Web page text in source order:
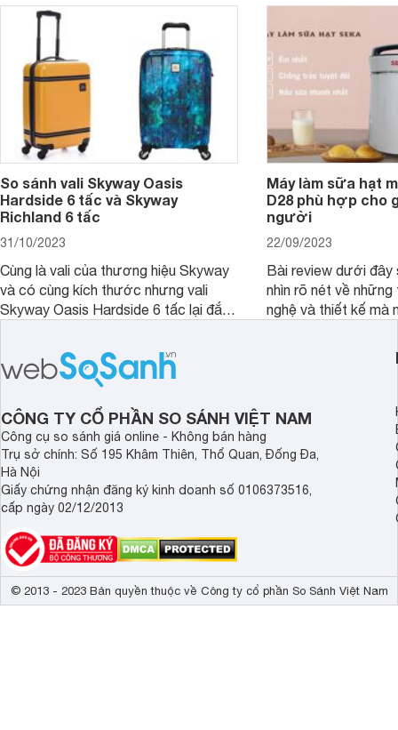
So sánh vali Skyway Oasis
Hardside 6 tấc và Skyway
Richland 6 tấc
31/10/2023
Cùng là vali của thương hiệu Skyway
và có cùng kích thước nhưng vali
Skyway Oasis Hardside 6 tấc lại đắt
triệu đồng.
Máy làm sữa hạt
D28 phù hợp cho
người
22/09/2023
Bài review dưới đây
nhìn rõ nét về những
nghệ và thiết kế mà
thể đưa ra quyết
CÔNG TY CỔ PHẦN SO SÁNH VIỆT NAM
Công cụ so sánh giá online - Không bán hàng
Trụ sở chính: Số 195 Khâm Thiên, Thổ Quan, Đống Đa,
Hà Nội
Giấy chứng nhận đăng ký kinh doanh số 0106373516,
cấp ngày 02/12/2013
© 2013 - 2023 Bản quyền thuộc về Công ty cổ phần So Sánh Việt Nam